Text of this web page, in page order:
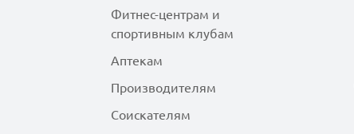
Фитнес-центрам и
спортивным клубам
Аптекам
Производителям
Соискателям